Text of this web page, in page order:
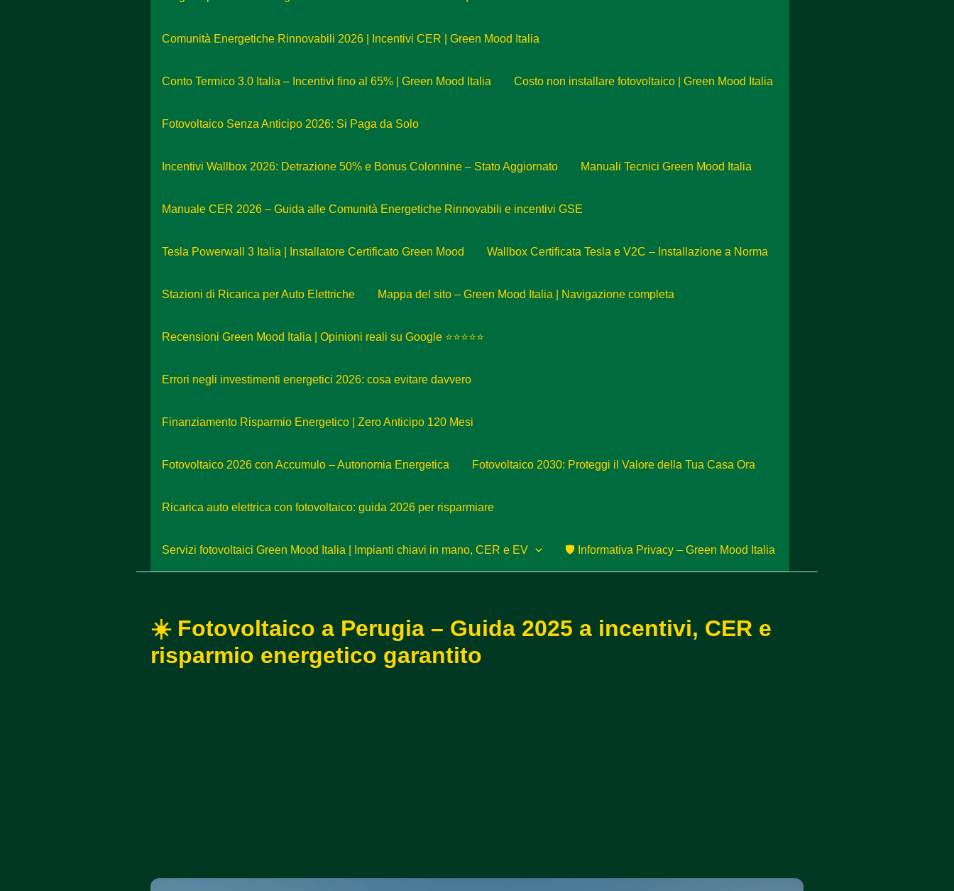
Comunità Energetiche Rinnovabili 2026 | Incentivi CER | Green Mood Italia
Conto Termico 3.0 Italia – Incentivi fino al 65% | Green Mood Italia Costo non installare fotovoltaico | Green Mood Italia
Fotovoltaico Senza Anticipo 2026: Si Paga da Solo
Incentivi Wallbox 2026: Detrazione 50% e Bonus Colonnine – Stato Aggiornato Manuali Tecnici Green Mood Italia
Manuale CER 2026 – Guida alle Comunità Energetiche Rinnovabili e incentivi GSE
Tesla Powerwall 3 Italia | Installatore Certificato Green Mood Wallbox Certificata Tesla e V2C – Installazione a Norma
Stazioni di Ricarica per Auto Elettriche Mappa del sito – Green Mood Italia | Navigazione completa
Recensioni Green Mood Italia | Opinioni reali su Google ⭐⭐⭐⭐⭐
Errori negli investimenti energetici 2026: cosa evitare davvero
Finanziamento Risparmio Energetico | Zero Anticipo 120 Mesi
Fotovoltaico 2026 con Accumulo – Autonomia Energetica Fotovoltaico 2030: Proteggi il Valore della Tua Casa Ora
Ricarica auto elettrica con fotovoltaico: guida 2026 per risparmiare
Servizi fotovoltaici Green Mood Italia | Impianti chiavi in mano, CER e EV 🛡️ Informativa Privacy – Green Mood Italia
☀️ Fotovoltaico a Perugia – Guida 2025 a incentivi, CER e
risparmio energetico garantito